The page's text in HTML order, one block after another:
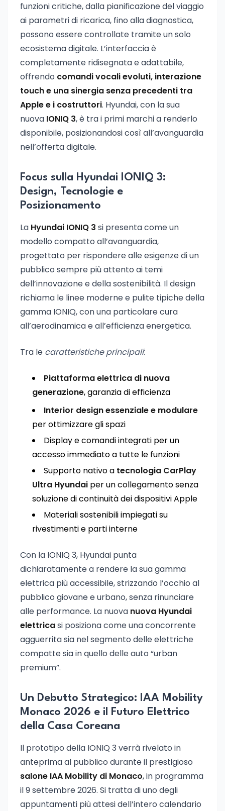
funzioni critiche, dalla pianificazione del viaggio
ai parametri di ricarica, fino alla diagnostica,
possono essere controllate tramite un solo
ecosistema digitale. L’interfaccia è
completamente ridisegnata e adattabile,
offrendo comandi vocali evoluti, interazione
touch e una sinergia senza precedenti tra
Apple e i costruttori. Hyundai, con la sua
nuova IONIQ 3, è tra i primi marchi a renderlo
disponibile, posizionandosi così all’avanguardia
nell’offerta digitale.
Focus sulla Hyundai IONIQ 3:
Design, Tecnologie e
Posizionamento
La Hyundai IONIQ 3 si presenta come un
modello compatto all’avanguardia,
progettato per rispondere alle esigenze di un
pubblico sempre più attento ai temi
dell’innovazione e della sostenibilità. Il design
richiama le linee moderne e pulite tipiche della
gamma IONIQ, con una particolare cura
all’aerodinamica e all’efficienza energetica.
Tra le caratteristiche principali:
Piattaforma elettrica di nuova
generazione, garanzia di efficienza
Interior design essenziale e modulare
per ottimizzare gli spazi
Display e comandi integrati per un
accesso immediato a tutte le funzioni
Supporto nativo a tecnologia CarPlay
Ultra Hyundai per un collegamento senza
soluzione di continuità dei dispositivi Apple
Materiali sostenibili impiegati su
rivestimenti e parti interne
Con la IONIQ 3, Hyundai punta
dichiaratamente a rendere la sua gamma
elettrica più accessibile, strizzando l’occhio al
pubblico giovane e urbano, senza rinunciare
alle performance. La nuova nuova Hyundai
elettricasi posiziona come una concorrente
agguerrita sia nel segmento delle elettriche
compatte sia in quello delle auto “urban
premium”.
Un Debutto Strategico: IAA Mobility
Monaco 2026 e il Futuro Elettrico
della Casa Coreana
Il prototipo della IONIQ 3 verrà rivelato in
anteprima al pubblico durante il prestigioso
salone IAA Mobility di Monaco, in programma
il 9 settembre 2026. Si tratta di uno degli
appuntamenti più attesi dell’intero calendario